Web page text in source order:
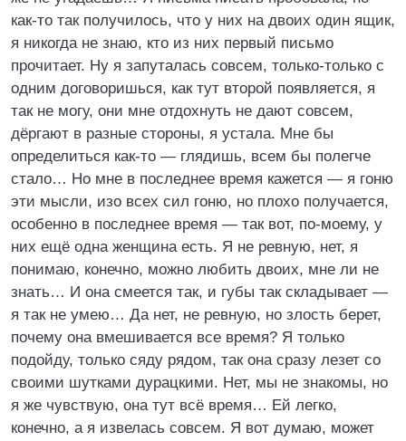
как-то так получилось, что у них на двоих один ящик,
я никогда не знаю, кто из них первый письмо
прочитает. Ну я запуталась совсем, только-только с
одним договоришься, как тут второй появляется, я
так не могу, они мне отдохнуть не дают совсем,
дёргают в разные стороны, я устала. Мне бы
определиться как-то — глядишь, всем бы полегче
стало… Но мне в последнее время кажется — я гоню
эти мысли, изо всех сил гоню, но плохо получается,
особенно в последнее время — так вот, по-моему, у
них ещё одна женщина есть. Я не ревную, нет, я
понимаю, конечно, можно любить двоих, мне ли не
знать… И она смеется так, и губы так складывает —
я так не умею… Да нет, не ревную, но злость берет,
почему она вмешивается все время? Я только
подойду, только сяду рядом, так она сразу лезет со
своими шутками дурацкими. Нет, мы не знакомы, но
я же чувствую, она тут всё время… Ей легко,
конечно, а я извелась совсем. Я вот думаю, может